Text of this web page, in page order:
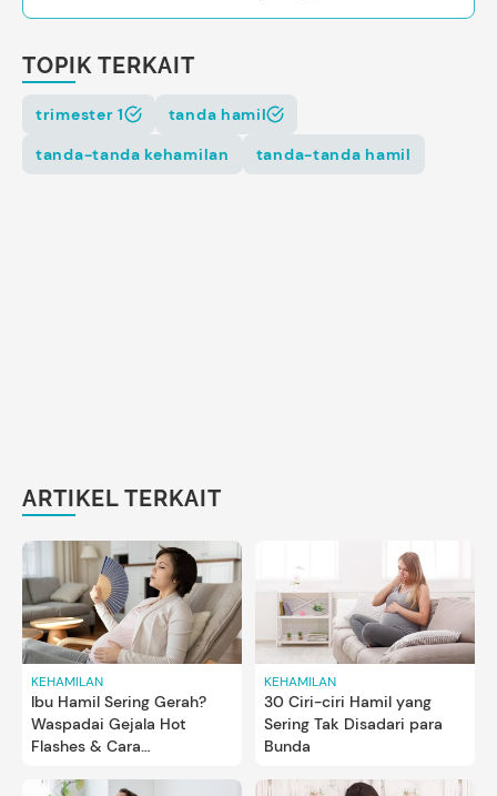
TOPIK TERKAIT
trimester 1
tanda hamil
tanda-tanda kehamilan
tanda-tanda hamil
ARTIKEL TERKAIT
KEHAMILAN
Ibu Hamil Sering Gerah?
Waspadai Gejala Hot
Flashes & Cara
KEHAMILAN
30 Ciri-ciri Hamil yang
Sering Tak Disadari para
Bunda